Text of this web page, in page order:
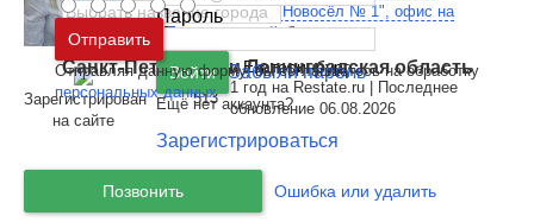
Москва и
Московская область
Санкт-Петербург иЛенинградская область
Пароль
Войти Забыли пароль
Ещё нет аккаунта?
Зарегистрироваться
Зарегистрирован
на сайте
недвижимости "Новосёл № 1", офис на
Белореченской
Регион:г. Екатеринбург
513
1 год на Restate.ru | Последнее
обновление 06.08.2026
Позвонить Ошибка или удалить
Отправить
Отправляя данную форму, вы соглашаетесь на обработку
персональных данных